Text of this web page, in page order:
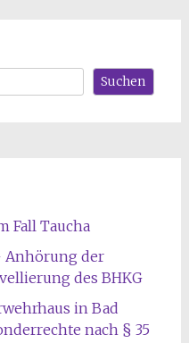
Suchen
Fall Taucha
Anhörung der
des BHKG
in Bad
nach § 35